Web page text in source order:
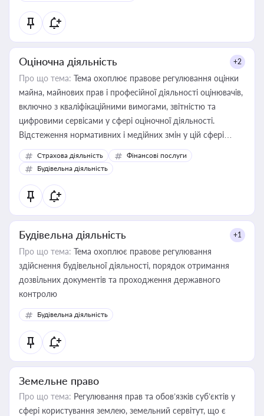
Оціночна діяльність +2
Про що тема: Тема охоплює правове регулювання оцінки
майна, майнових прав і професійної діяльності оцінювачів,
включно з кваліфікаційними вимогами, звітністю та
цифровими сервісами у сфері оціночної діяльності.
Відстеження нормативних і медійних змін у цій сфері
корисне для власника бізнесу, керівника, юриста або
бухгалтера під час оподаткування, приватизації, оренди
державного майна, корпоративних угод і перевірки
статусу суб'єктів оціночної діяльності
Страхова діяльність
Фінансові послуги
Будівельна діяльність
Будівельна діяльність +1
Про що тема: Тема охоплює правове регулювання
здійснення будівельної діяльності, порядок отримання
дозвільних документів та проходження державного
контролю
Будівельна діяльність
Земельне право
Про що тема: Регулювання прав та обов’язків суб’єктів у
сфері користування землею, земельний сервітут, що є